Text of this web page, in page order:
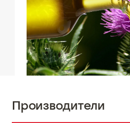
Производители